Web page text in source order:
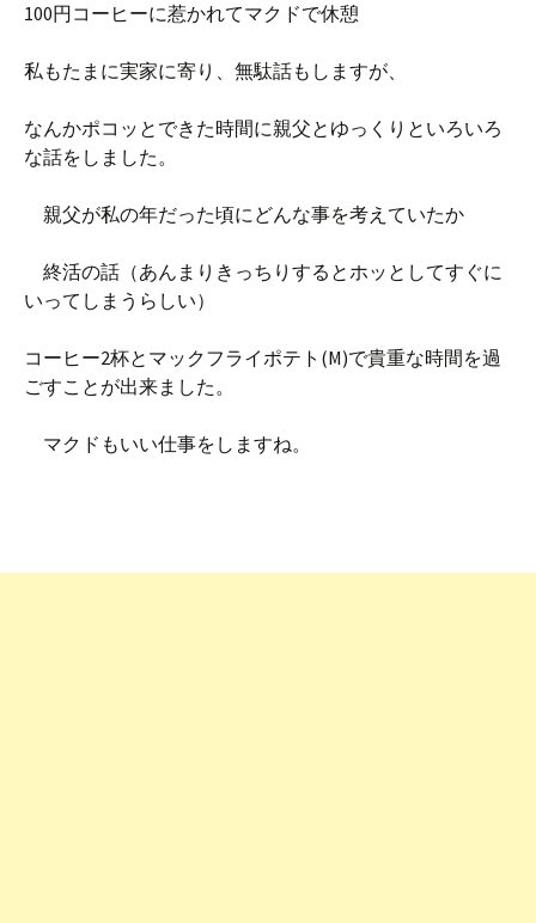
100円コーヒーに惹かれてマクドで休憩
私もたまに実家に寄り、無駄話もしますが、
なんかポコッとできた時間に親父とゆっくりといろいろ
な話をしました。
親父が私の年だった頃にどんな事を考えていたか
終活の話（あんまりきっちりするとホッとしてすぐに
いってしまうらしい）
コーヒー2杯とマックフライポテト(M)で貴重な時間を過
ごすことが出来ました。
マクドもいい仕事をしますね。